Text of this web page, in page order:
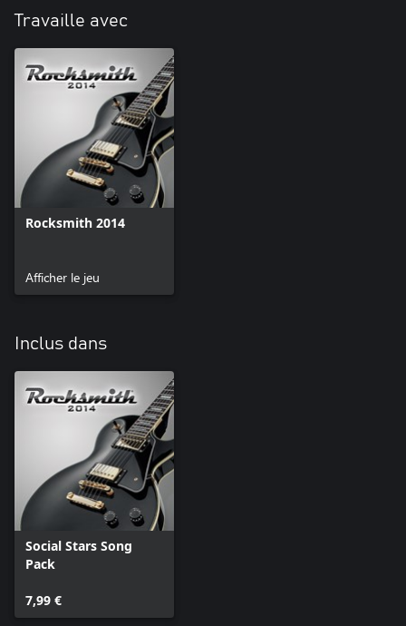
Travaille avec
Rocksmith 2014
Afficher le jeu
Inclus dans
Social Stars Song
Pack
7,99 €